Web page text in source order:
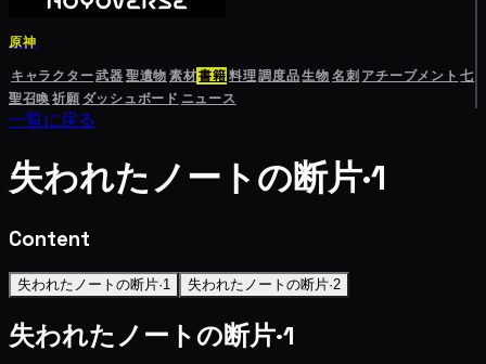
原神
キャラクター武器聖遺物素材書籍料理調度品生物名刺 アチーブメント 七
聖召喚祈願 ダッシュボード ニュース
一覧に戻る
失われたノートの断片·1
Content
失われたノートの断片·1 失われたノートの断片·2
失われたノートの断片·1